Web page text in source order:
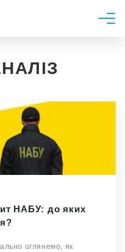
НАБУ: до яких
оглянемо, як